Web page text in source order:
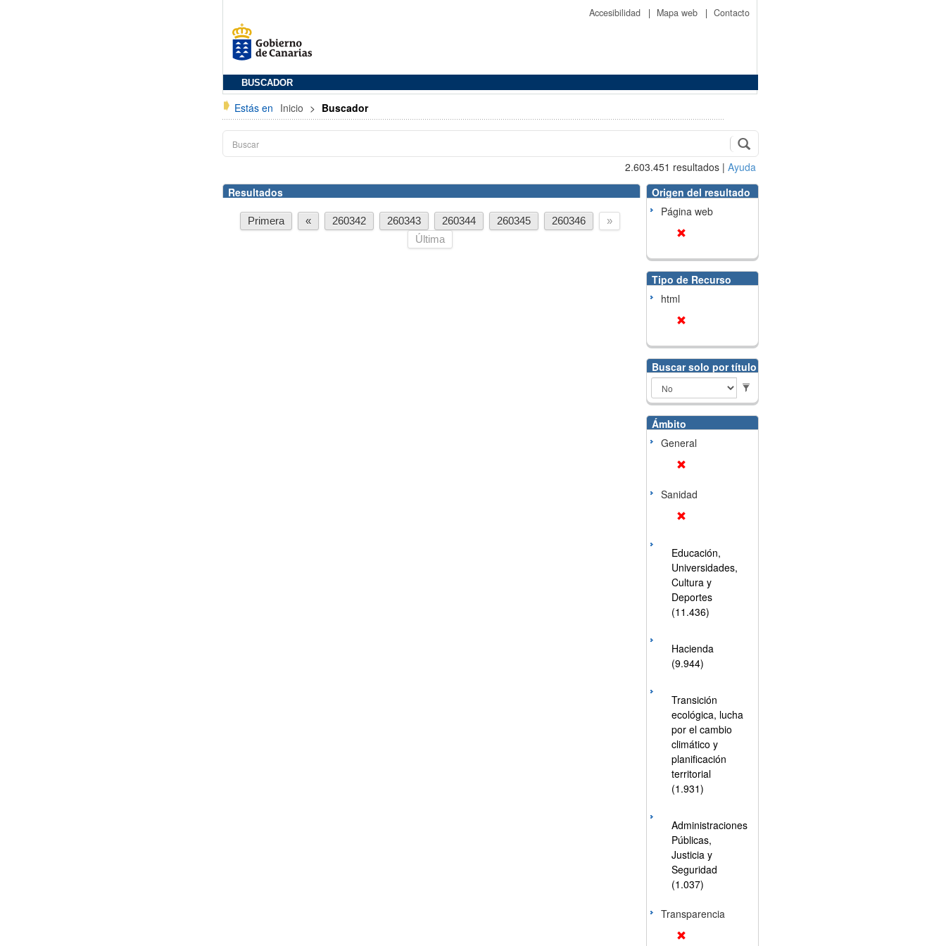
Accesibilidad | Mapa web | Contacto
BUSCADOR
Estás en Inicio > Buscador
2.603.451 resultados | Ayuda
Resultados
Primera « 260342 260343 260344 260345 260346
»
Última
Origen del resultado
Página web
Tipo de Recurso
html
Buscar solo por título
Ámbito
General
Sanidad
Educación,
Universidades,
Cultura y
Deportes
(11.436)
Hacienda
(9.944)
Transición
ecológica, lucha
por el cambio
climático y
planificación
territorial
(1.931)
Administraciones
Públicas,
Justicia y
Seguridad
(1.037)
Transparencia